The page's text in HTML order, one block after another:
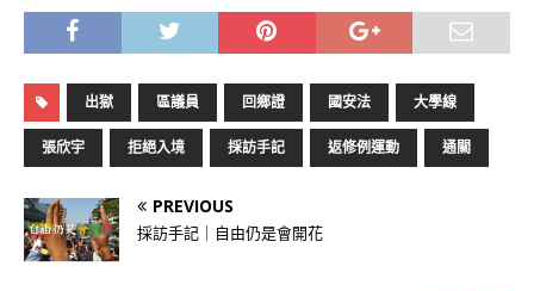
出獄 區議員 回鄉證 國安法 大學線
張欣宇 拒絕入境 採訪手記 返修例運動 通關
PREVIOUS
採訪手記｜自由仍是會開花